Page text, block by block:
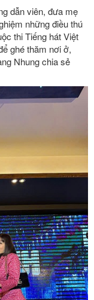
dẫn viên, đưa mẹ
những điều thú
thi Tiếng hát Việt
ghé thăm nơi ở,
Nhung chia sẻ